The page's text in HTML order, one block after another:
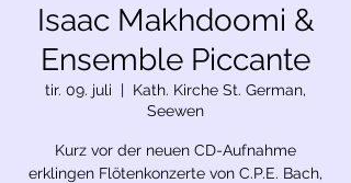
Isaac Makhdoomi &
Ensemble Piccante
tir. 09. juli
  |
Kath. Kirche St. German,
Seewen
Kurz vor der neuen CD-Aufnahme
erklingen Flötenkonzerte von C.P.E. Bach,